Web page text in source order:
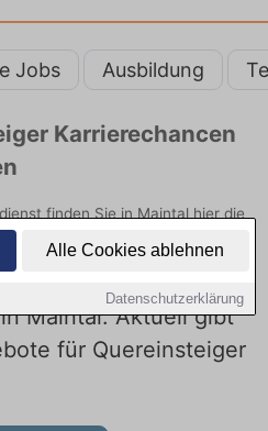
Alle Cookies ablehnen
Datenschutzerklärung
Jobs Ausbildung
Karrierechancen
finden Sie in Maintal hier die
Sie freie Optionen von Top-
sich noch heute.
Maintal: Aktuell gibt
für Quereinsteiger